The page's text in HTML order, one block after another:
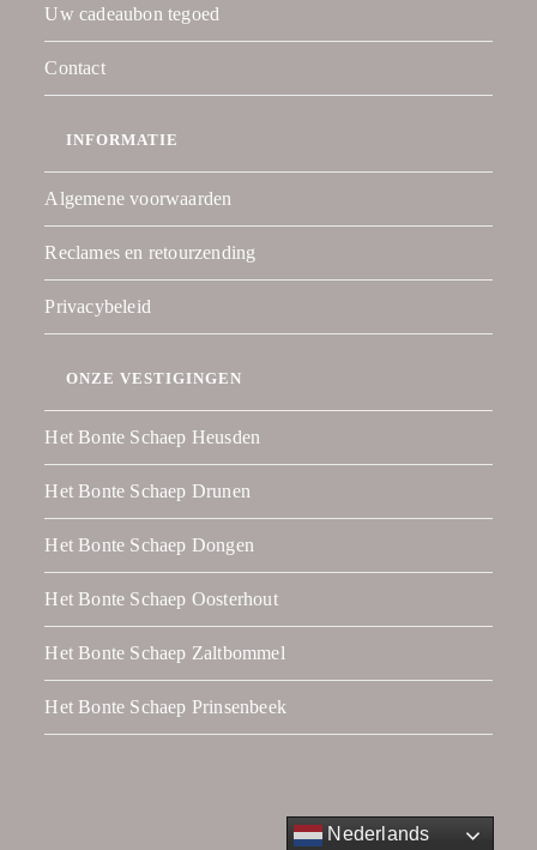
Uw cadeaubon tegoed
Contact
INFORMATIE
Algemene voorwaarden
Reclames en retourzending
Privacybeleid
ONZE VESTIGINGEN
Het Bonte Schaep Heusden
Het Bonte Schaep Drunen
Het Bonte Schaep Dongen
Het Bonte Schaep Oosterhout
Het Bonte Schaep Zaltbommel
Het Bonte Schaep Prinsenbeek
Nederlands